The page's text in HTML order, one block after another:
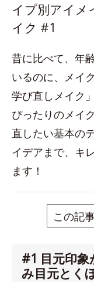
イプ別アイメ
イク #1
昔に比べて、年
いるのに、メイ
学び直しメイク
ぴったりのメイ
直したい基本の
イデアまで、キ
ます！
この記
#1 目元印
み目元とく